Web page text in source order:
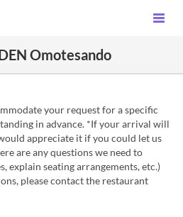
Omotesando
your request for a specific
in advance. *If your arrival will
appreciate it if you could let us
are any questions we need to
explain seating arrangements, etc.)
please contact the restaurant